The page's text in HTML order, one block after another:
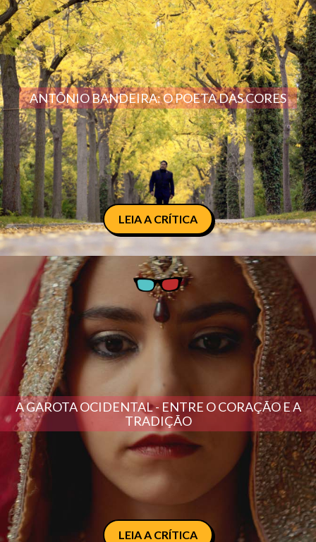
ANTÔNIO BANDEIRA: O POETA DAS CORES
LEIA A CRÍTICA
A GAROTA OCIDENTAL - ENTRE O CORAÇÃO E A
TRADIÇÃO
LEIA A CRÍTICA